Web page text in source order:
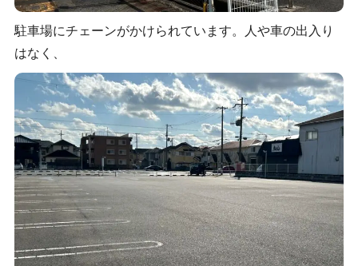
駐車場にチェーンがかけられています。人や車の出入り
はなく、